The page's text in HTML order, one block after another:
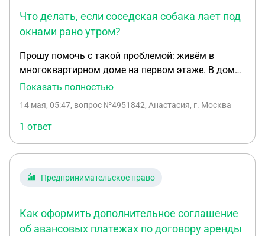
чтобы провести по всем инстанциям исключить
прецедент сдачи
Что делать, если соседская собака лает под
окнами рано утром?
Прошу помочь с такой проблемой: живём в
многоквартирном доме на первом этаже. В доме
есть соседка, имеющая двух собак. Выгуливает
это ей сложно. Каждая собака при выходе из
подъезда оглашает придомовое пространство
лаем. Выгуливает она их в 4:30-5:30 утра
ежедневно. Лай собак слышен через закрытое
поэтому быть разбуженными шанс абсолютно
находятся в стрессе при выгуле, поэтому и лают
именно по выходу из лифта и подъезда - как бы
Показать полностью
14 мая, 05:47, вопрос №4951842, Анастасия, г. Москва
1 ответ
Предпринимательское право
Как оформить дополнительное соглашение
об авансовых платежах по договору аренды